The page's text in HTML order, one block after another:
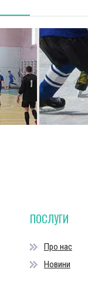
ПОСЛУГИ
Про нас
Новини